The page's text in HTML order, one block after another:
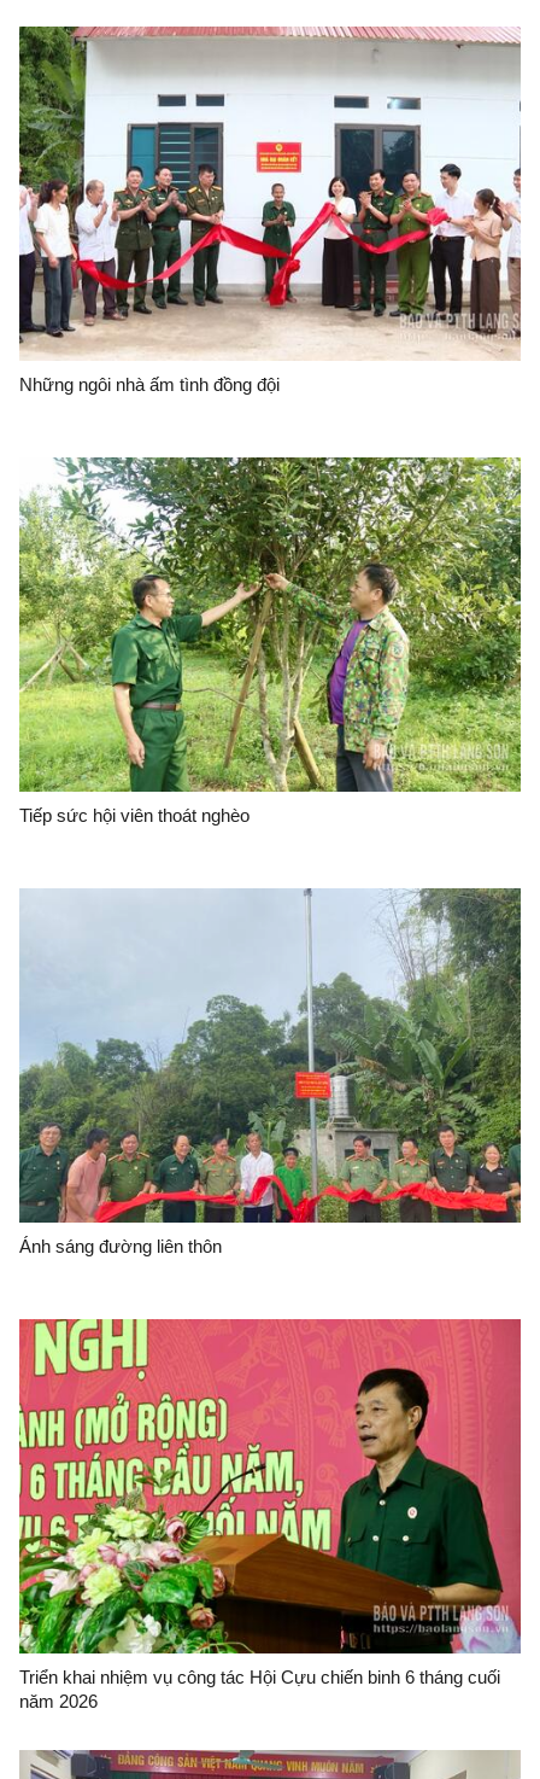
Những ngôi nhà ấm tình đồng đội
Tiếp sức hội viên thoát nghèo
Ánh sáng đường liên thôn
Triển khai nhiệm vụ công tác Hội Cựu chiến binh 6 tháng cuối
năm 2026